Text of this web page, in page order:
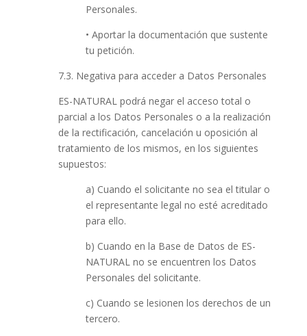
Personales.
• Aportar la documentación que sustente
tu petición.
7.3. Negativa para acceder a Datos Personales
ES-NATURAL podrá negar el acceso total o
parcial a los Datos Personales o a la realización
de la rectificación, cancelación u oposición al
tratamiento de los mismos, en los siguientes
supuestos:
a) Cuando el solicitante no sea el titular o
el representante legal no esté acreditado
para ello.
b) Cuando en la Base de Datos de ES-
NATURAL no se encuentren los Datos
Personales del solicitante.
c) Cuando se lesionen los derechos de un
tercero.